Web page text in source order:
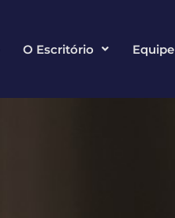
O Escritório Equipe